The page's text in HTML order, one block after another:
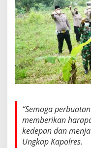
“Semoga
memberikan
kedepan dan
Ungkap Kapolres.